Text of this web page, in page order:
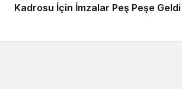
Kadrosu İçin İmzalar Peş Peşe